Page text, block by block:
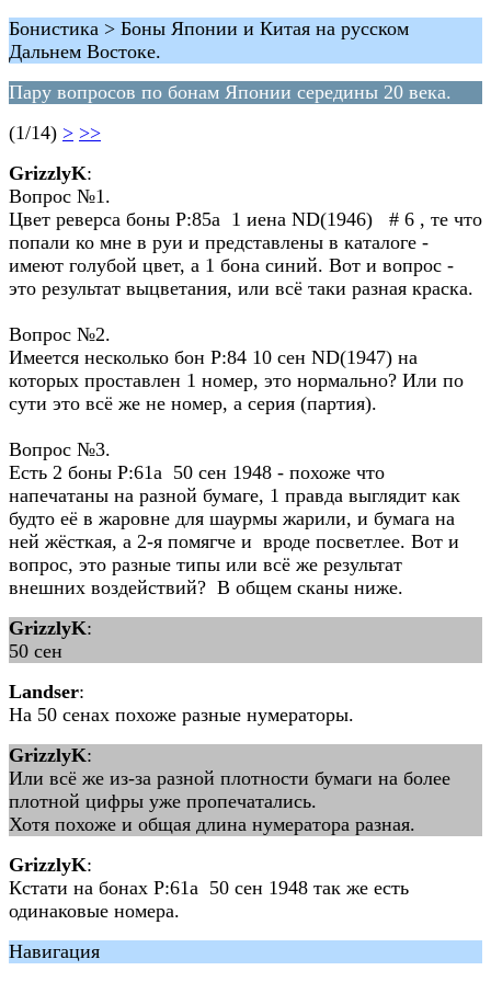
Бонистика > Боны Японии и Китая на русском
Дальнем Востоке.
Пару вопросов по бонам Японии середины 20 века.
(1/14) > >>
GrizzlyK:
Вопрос №1.
Цвет реверса боны P:85a 1 иена ND(1946) # 6 , те что
попали ко мне в руи и представлены в каталоге -
имеют голубой цвет, а 1 бона синий. Вот и вопрос -
это результат выцветания, или всё таки разная краска.
Вопрос №2.
Имеется несколько бон P:84 10 сен ND(1947) на
которых проставлен 1 номер, это нормально? Или по
сути это всё же не номер, а серия (партия).
Вопрос №3.
Есть 2 боны P:61a 50 сен 1948 - похоже что
напечатаны на разной бумаге, 1 правда выглядит как
будто её в жаровне для шаурмы жарили, и бумага на
ней жёсткая, а 2-я помягче и вроде посветлее. Вот и
вопрос, это разные типы или всё же результат
внешних воздействий? В общем сканы ниже.
GrizzlyK:
50 сен
Landser:
На 50 сенах похоже разные нумераторы.
GrizzlyK:
Или всё же из-за разной плотности бумаги на более
плотной цифры уже пропечатались.
Хотя похоже и общая длина нумератора разная.
GrizzlyK:
Кстати на бонах P:61a 50 сен 1948 так же есть
одинаковые номера.
Навигация